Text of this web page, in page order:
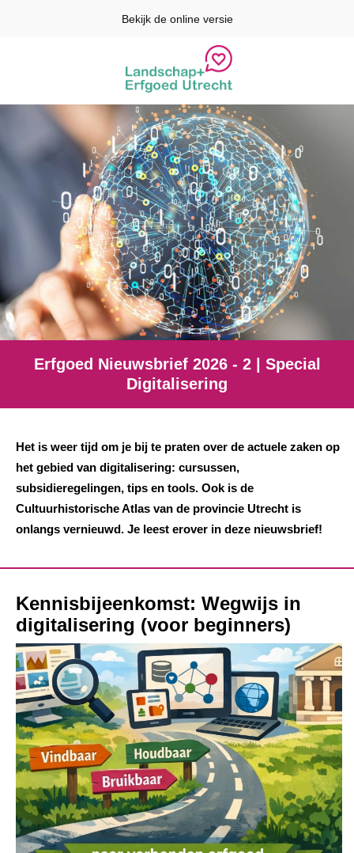
Bekijk de online versie
Erfgoed Nieuwsbrief 2026 - 2 | Special
Digitalisering
Het is weer tijd om je bij te praten over de actuele zaken op
het gebied van digitalisering: cursussen,
subsidieregelingen, tips en tools. Ook is de
Cultuurhistorische Atlas van de provincie Utrecht is
onlangs vernieuwd. Je leest erover in deze nieuwsbrief!
Kennisbijeenkomst: Wegwijs in
digitalisering (voor beginners)